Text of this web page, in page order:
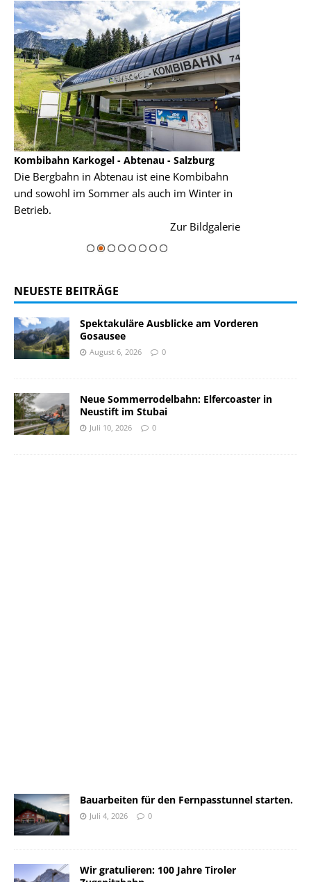
Kombibahn Karkogel - Abtenau - Salzburg
Die Bergbahn in Abtenau ist eine Kombibahn
und sowohl im Sommer als auch im Winter in
Betrieb.
Zur Bildgalerie
NEUESTE BEITRÄGE
Spektakuläre Ausblicke am Vorderen
Gosausee
August 6, 2026 0
Neue Sommerrodelbahn: Elfercoaster in
Neustift im Stubai
Juli 10, 2026 0
Bauarbeiten für den Fernpasstunnel starten.
Juli 4, 2026 0
Wir gratulieren: 100 Jahre Tiroler